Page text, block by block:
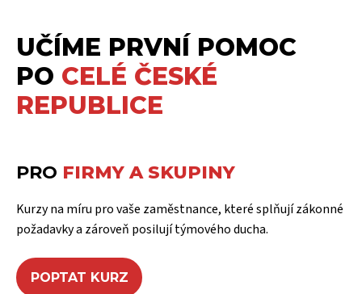
UČÍME PRVNÍ POMOC
PO CELÉ ČESKÉ
REPUBLICE
PRO FIRMY A SKUPINY
Kurzy na míru pro vaše zaměstnance, které splňují zákonné
požadavky a zároveň posilují týmového ducha.
POPTAT KURZ